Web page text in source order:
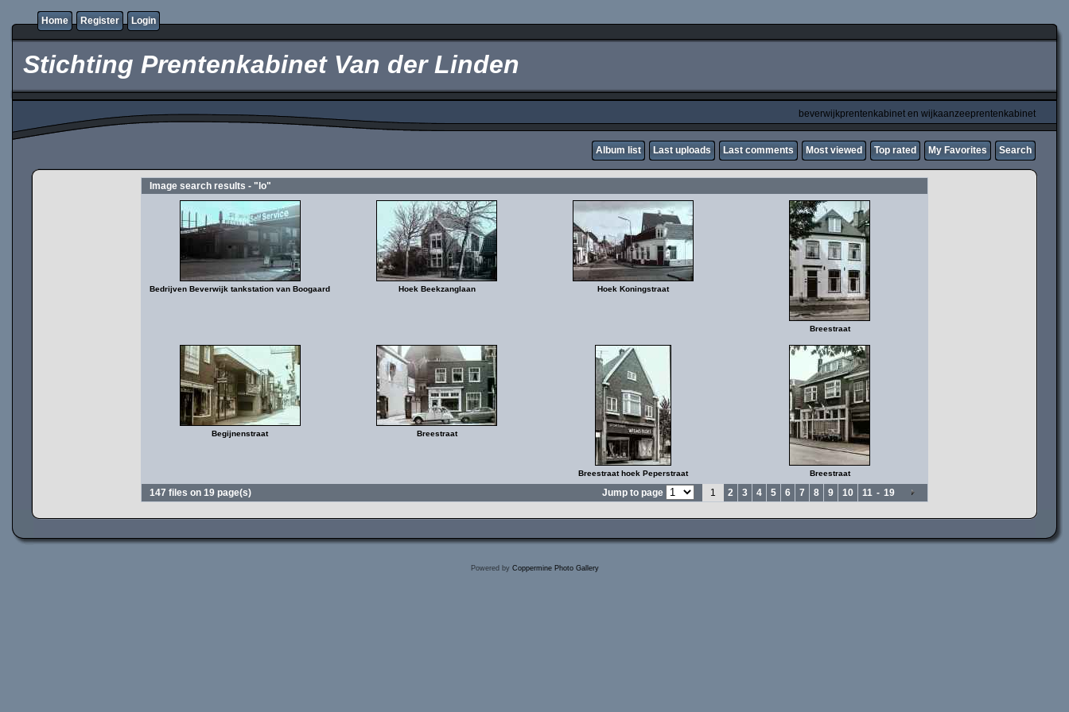
Home Register Login
Stichting Prentenkabinet Van der Linden
beverwijkprentenkabinet en wijkaanzeeprentenkabinet
Album list Last uploads Last comments Most viewed Top rated My Favorites Search
Image search results - "lo"
Bedrijven Beverwijk tankstation van Boogaard Hoek Beekzanglaan Hoek Koningstraat
Breestraat
Begijnenstraat Breestraat
Breestraat hoek Peperstraat Breestraat
147 files on 19 page(s) Jump to page 1 2 3 4 5 6 7 8 9 10 11 - 19
Powered by Coppermine Photo Gallery